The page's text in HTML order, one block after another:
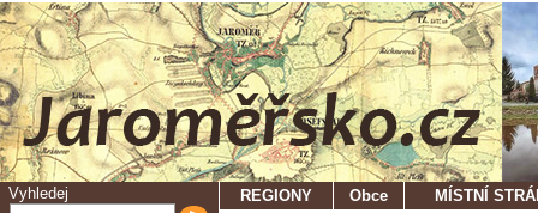
Vyhledej REGIONY Obce MÍSTNÍ